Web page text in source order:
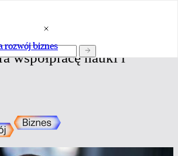
rozwój biznes
współpracę nauki i